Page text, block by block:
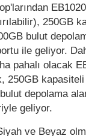
250GB
bulut
ile geliyor.
pahalı olacak
250GB
depolama
geliyor.
ve Beyaz